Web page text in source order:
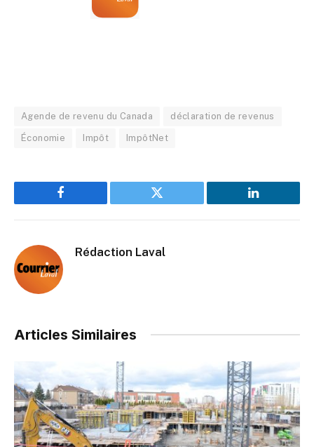
Agende de revenu du Canada déclaration de revenus
Économie Impôt ImpôtNet
Facebook Twitter LinkedIn
Rédaction Laval
Articles Similaires